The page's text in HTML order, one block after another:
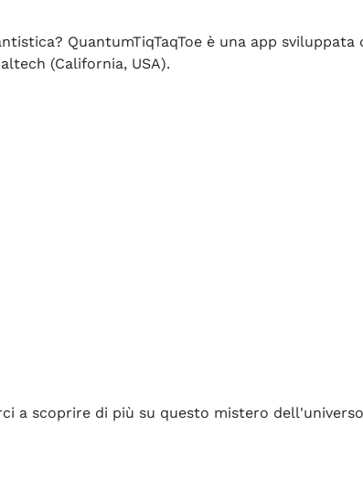
QuantumTiqTaqToe è una app
(California, USA).
a scoprire di più su questo mistero